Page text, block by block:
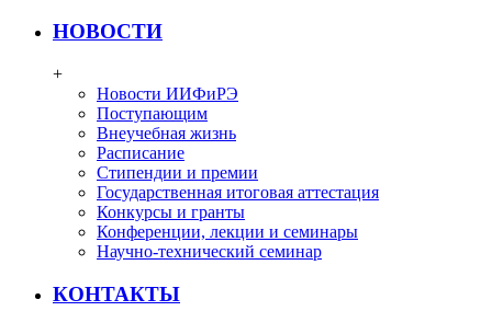
НОВОСТИ
+
Новости ИИФиРЭ
Поступающим
Внеучебная жизнь
Расписание
Стипендии и премии
Государственная итоговая аттестация
Конкурсы и гранты
Конференции, лекции и семинары
Научно-технический семинар
КОНТАКТЫ